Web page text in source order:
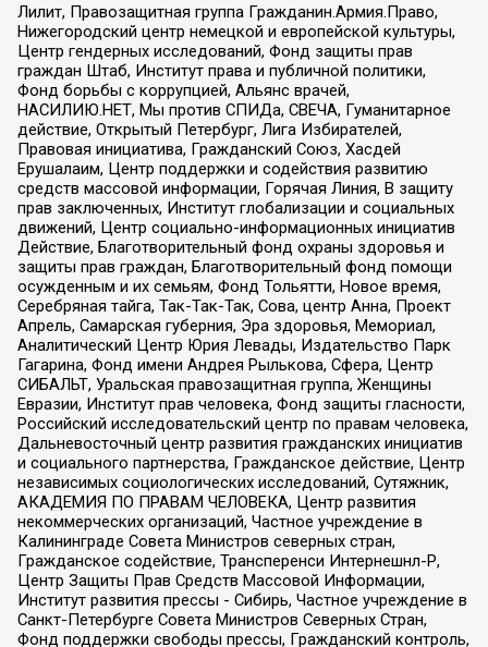
Лилит, Правозащитная группа Гражданин.Армия.Право,
Нижегородский центр немецкой и европейской культуры,
Центр гендерных исследований, Фонд защиты прав
граждан Штаб, Институт права и публичной политики,
Фонд борьбы с коррупцией, Альянс врачей,
НАСИЛИЮ.НЕТ, Мы против СПИДа, СВЕЧА, Гуманитарное
действие, Открытый Петербург, Лига Избирателей,
Правовая инициатива, Гражданский Союз, Хасдей
Ерушалаим, Центр поддержки и содействия развитию
средств массовой информации, Горячая Линия, В защиту
прав заключенных, Институт глобализации и социальных
движений, Центр социально-информационных инициатив
Действие, Благотворительный фонд охраны здоровья и
защиты прав граждан, Благотворительный фонд помощи
осужденным и их семьям, Фонд Тольятти, Новое время,
Серебряная тайга, Так-Так-Так, Сова, центр Анна, Проект
Апрель, Самарская губерния, Эра здоровья, Мемориал,
Аналитический Центр Юрия Левады, Издательство Парк
Гагарина, Фонд имени Андрея Рылькова, Сфера, Центр
СИБАЛЬТ, Уральская правозащитная группа, Женщины
Евразии, Институт прав человека, Фонд защиты гласности,
Российский исследовательский центр по правам человека,
Дальневосточный центр развития гражданских инициатив
и социального партнерства, Гражданское действие, Центр
независимых социологических исследований, Сутяжник,
АКАДЕМИЯ ПО ПРАВАМ ЧЕЛОВЕКА, Центр развития
некоммерческих организаций, Частное учреждение в
Калининграде Совета Министров северных стран,
Гражданское содействие, Трансперенси Интернешнл-Р,
Центр Защиты Прав Средств Массовой Информации,
Институт развития прессы - Сибирь, Частное учреждение в
Санкт-Петербурге Совета Министров Северных Стран,
Фонд поддержки свободы прессы, Гражданский контроль,